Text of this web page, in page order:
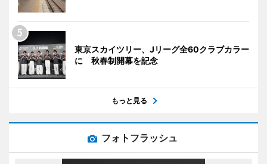
東京スカイツリー、Jリーグ全60クラブカラー
に 秋春制開幕を記念
もっと見る
フォトフラッシュ